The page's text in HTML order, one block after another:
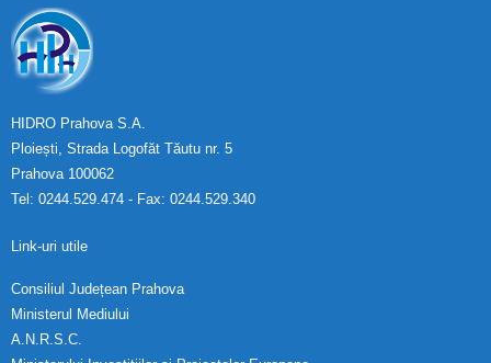
HIDRO Prahova S.A.
Ploiești, Strada Logofăt Tăutu nr. 5
Prahova 100062
Tel: 0244.529.474 - Fax: 0244.529.340
Link-uri utile
Consiliul Județean Prahova
Ministerul Mediului
A.N.R.S.C.